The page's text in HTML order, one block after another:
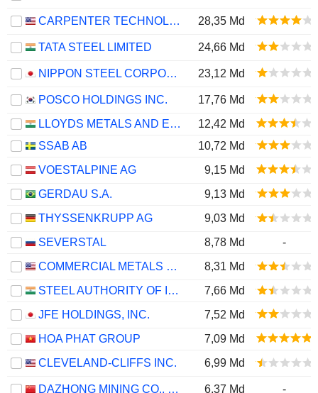
CARPENTER TECHNOLOGY CORPORATION 28,35 Md
TATA STEEL LIMITED 24,66 Md
NIPPON STEEL CORPORATION 23,12 Md
POSCO HOLDINGS INC.
17,76 Md
LLOYDS METALS AND ENERGY LIMITED
12,42 Md
SSAB AB
10,72 Md
VOESTALPINE AG
9,15 Md
GERDAU S.A.
9,13 Md
THYSSENKRUPP AG
9,03 Md
SEVERSTAL
8,78 Md
-
COMMERCIAL METALS COMPANY
8,31 Md
STEEL AUTHORITY OF INDIA LIMITED
7,66 Md
JFE HOLDINGS, INC.
7,52 Md
HOA PHAT GROUP
7,09 Md
CLEVELAND-CLIFFS INC.
6,99 Md
DAZHONG MINING CO., LTD. 6,37 Md -